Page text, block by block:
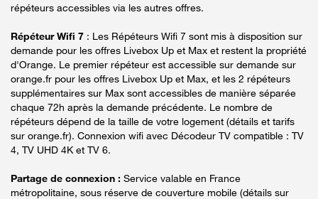
répéteurs accessibles via les autres offres.
Répéteur Wifi 7 : Les Répéteurs Wifi 7 sont mis à disposition sur
demande pour les offres Livebox Up et Max et restent la propriété
d'Orange. Le premier répéteur est accessible sur demande sur
orange.fr pour les offres Livebox Up et Max, et les 2 répéteurs
supplémentaires sur Max sont accessibles de manière séparée
chaque 72h après la demande précédente. Le nombre de
répéteurs dépend de la taille de votre logement (détails et tarifs
sur orange.fr). Connexion wifi avec Décodeur TV compatible : TV
4, TV UHD 4K et TV 6.
Partage de connexion : Service valable en France
métropolitaine, sous réserve de couverture mobile (détails sur